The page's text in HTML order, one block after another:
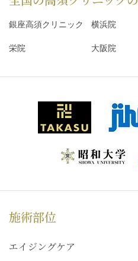
銀座高須クリニック 横浜院
栄院 大阪院
施術部位
エイジングケア